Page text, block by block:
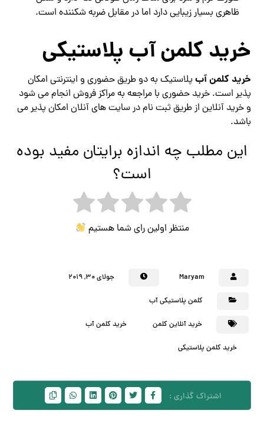
ظاهری بسیار زیبایی دارد اما در مقابل ضربه شکننده است.
خرید کلمن آب پلاستیکی
خرید کلمن آبپلاستیک به دو طریق حضوری و اینترنتی امکان
پذیر است. خرید حضوری با مراجعه به مراکز فروش انجام می شود
و خرید آنلاین از طریق ثبت نام در سایت های آنلان امکان پذیر می
باشد.
این مطلب چه اندازه برایتان مفید بوده
است؟
منتظر اولین رای شما هستیم
Maryam جولای ۳۰, ۲۰۱۹
کلمن پلاستیکی آب
خرید آنلاین کلمن خرید کلمن آب
خرید کلمن پلاستیکی